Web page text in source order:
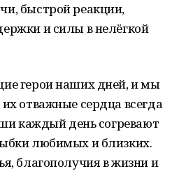
быстрой реакции,
и силы в нелёгкой
герои наших дней, и мы
отважные сердца всегда
каждый день согревают
любимых и близких.
благополучия в жизни и